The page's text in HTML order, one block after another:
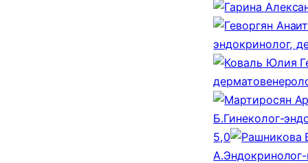
эндокринолог,
Б.Гинеколог-
5,0
А.